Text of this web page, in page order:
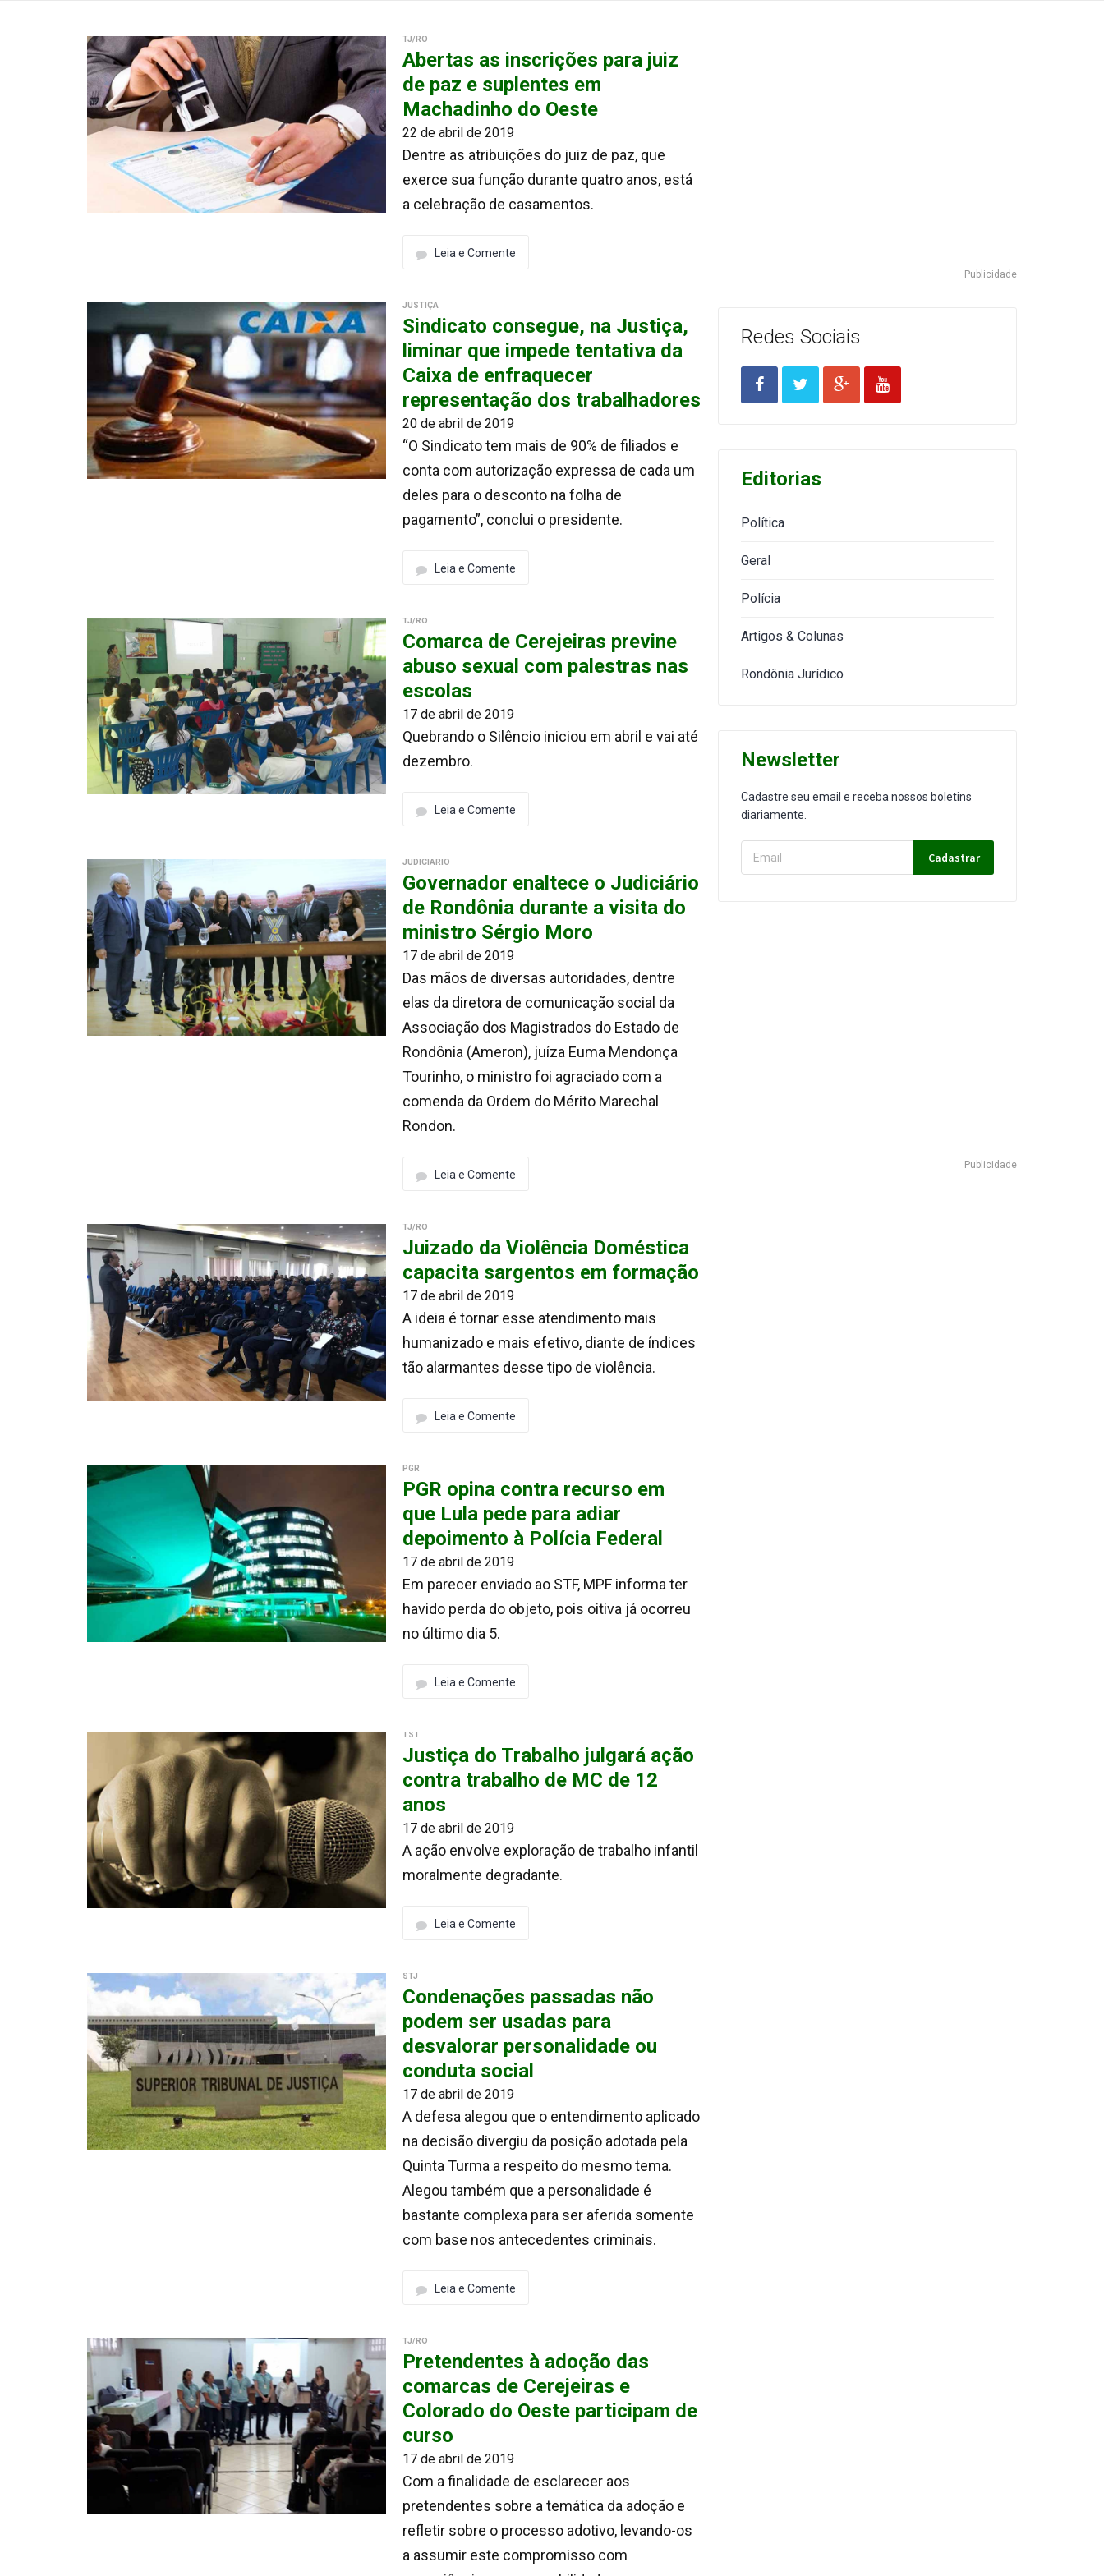
TJ/RO
Abertas as inscrições para juiz
de paz e suplentes em
Machadinho do Oeste
22 de abril de 2019
Dentre as atribuições do juiz de paz, que
exerce sua função durante quatro anos, está
a celebração de casamentos.
Leia e Comente
JUSTIÇA
Sindicato consegue, na Justiça,
liminar que impede tentativa da
Caixa de enfraquecer
representação dos trabalhadores
20 de abril de 2019
“O Sindicato tem mais de 90% de filiados e
conta com autorização expressa de cada um
deles para o desconto na folha de
pagamento”, conclui o presidente.
Leia e Comente
TJ/RO
Comarca de Cerejeiras previne
abuso sexual com palestras nas
escolas
17 de abril de 2019
Quebrando o Silêncio iniciou em abril e vai até
dezembro.
Leia e Comente
JUDICIÁRIO
Governador enaltece o Judiciário
de Rondônia durante a visita do
ministro Sérgio Moro
17 de abril de 2019
Das mãos de diversas autoridades, dentre
elas da diretora de comunicação social da
Associação dos Magistrados do Estado de
Rondônia (Ameron), juíza Euma Mendonça
Tourinho, o ministro foi agraciado com a
comenda da Ordem do Mérito Marechal
Rondon.
Leia e Comente
TJ/RO
Juizado da Violência Doméstica
capacita sargentos em formação
17 de abril de 2019
A ideia é tornar esse atendimento mais
humanizado e mais efetivo, diante de índices
tão alarmantes desse tipo de violência.
Leia e Comente
PGR
PGR opina contra recurso em
que Lula pede para adiar
depoimento à Polícia Federal
17 de abril de 2019
Em parecer enviado ao STF, MPF informa ter
havido perda do objeto, pois oitiva já ocorreu
no último dia 5.
Leia e Comente
TST
Justiça do Trabalho julgará ação
contra trabalho de MC de 12
anos
17 de abril de 2019
A ação envolve exploração de trabalho infantil
moralmente degradante.
Leia e Comente
STJ
Condenações passadas não
podem ser usadas para
desvalorar personalidade ou
conduta social
17 de abril de 2019
A defesa alegou que o entendimento aplicado
na decisão divergiu da posição adotada pela
Quinta Turma a respeito do mesmo tema.
Alegou também que a personalidade é
bastante complexa para ser aferida somente
com base nos antecedentes criminais.
Leia e Comente
TJ/RO
Pretendentes à adoção das
comarcas de Cerejeiras e
Colorado do Oeste participam de
curso
17 de abril de 2019
Com a finalidade de esclarecer aos
pretendentes sobre a temática da adoção e
refletir sobre o processo adotivo, levando-os
a assumir este compromisso com
Publicidade
Redes Sociais
Editorias
Política
Geral
Polícia
Artigos & Colunas
Rondônia Jurídico
Newsletter
Cadastre seu email e receba nossos boletins
diariamente.
Cadastrar
Publicidade